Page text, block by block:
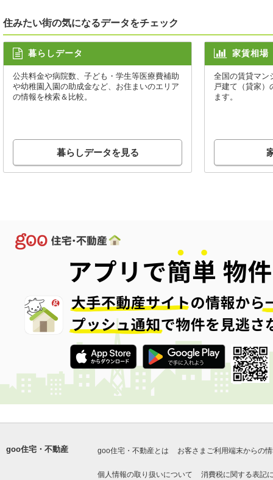
住みたい街の気になるデータをチェック
暮らしデータ
公共料金や病院数、子ども・学生等医療費補助
や幼稚園入園の助成金など、お住まいのエリア
の情報を検索＆比較。
暮らしデータを見る
家賃相場
全国の賃貸マン
戸建て（貸家）
ます。
goo住宅・不動産 goo住宅・不動産とは お客さまご利用端末からの
個人情報の取り扱いについて 消費税に関する表記